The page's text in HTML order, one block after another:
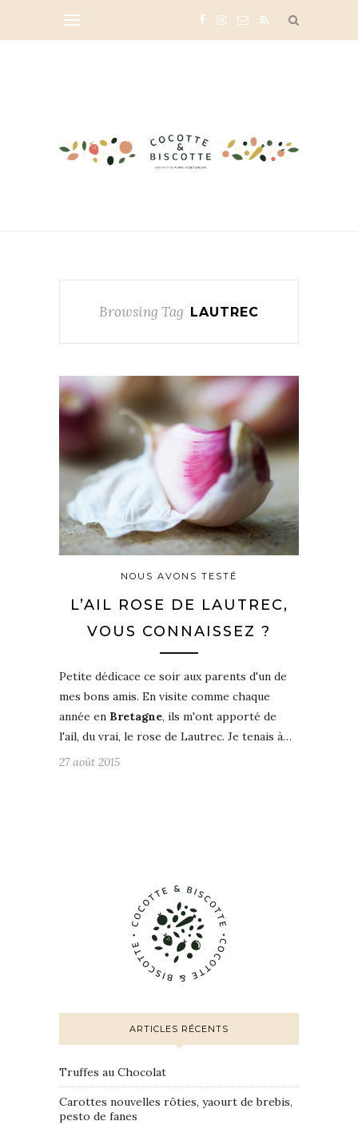
Browsing Tag LAUTREC
NOUS AVONS TESTÉ
L’AIL ROSE DE LAUTREC,
VOUS CONNAISSEZ ?
Petite dédicace ce soir aux parents d'un de
mes bons amis. En visite comme chaque
année en Bretagne, ils m'ont apporté de
l'ail, du vrai, le rose de Lautrec. Je tenais à…
27 août 2015
ARTICLES RÉCENTS
Truffes au Chocolat
Carottes nouvelles rôties, yaourt de brebis,
pesto de fanes